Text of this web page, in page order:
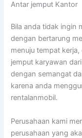
Antar jemput Kantor
Bila anda tidak ingin
dengan bertarung
menuju tempat
jemput karyawan
dengan semangat
karena anda
rentalanmobil.
Perusahaan kami
perusahaan yang